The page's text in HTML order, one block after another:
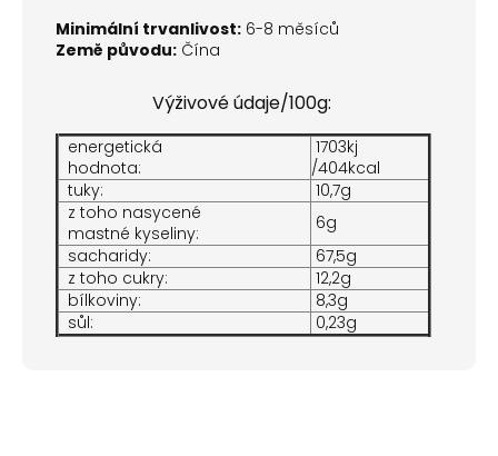
Minimální trvanlivost: 6-8 měsíců
Země původu: Čína
Výživové údaje/100g:
energetická
hodnota:
1703kj
/404kcal
tuky:
10,7g
z toho nasycené
mastné kyseliny:
6g
sacharidy:
67,5g
z toho cukry:
12,2g
bílkoviny:
8,3g
sůl:
0,23g